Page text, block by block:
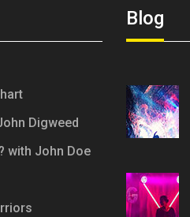
Digweed
with John Doe
Blog